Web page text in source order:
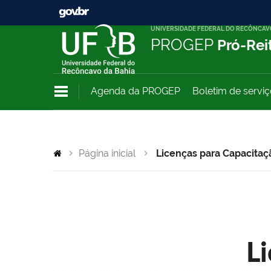
UNIVERSIDADE FEDERAL DO
PROGEP Pró-
Agenda da PROGEP Boletim de
Página inicial Licenças para